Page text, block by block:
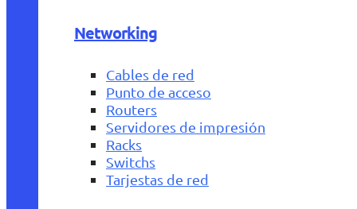
Networking
Cables de red
Punto de acceso
Routers
Servidores de impresión
Racks
Switchs
Tarjestas de red